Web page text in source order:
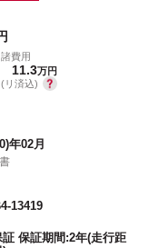
諸費用
11.3万円
(リ済込)
年02月
13419
証 保証期間:2年(走行距